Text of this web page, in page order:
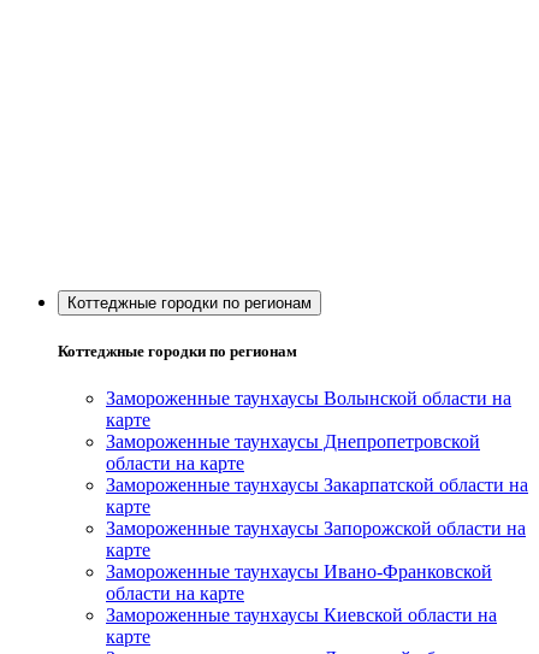
Коттеджные городки по регионам
Коттеджные городки по регионам
Замороженные таунхаусы Волынской области на
карте
Замороженные таунхаусы Днепропетровской
области на карте
Замороженные таунхаусы Закарпатской области на
карте
Замороженные таунхаусы Запорожской области на
карте
Замороженные таунхаусы Ивано-Франковской
области на карте
Замороженные таунхаусы Киевской области на
карте